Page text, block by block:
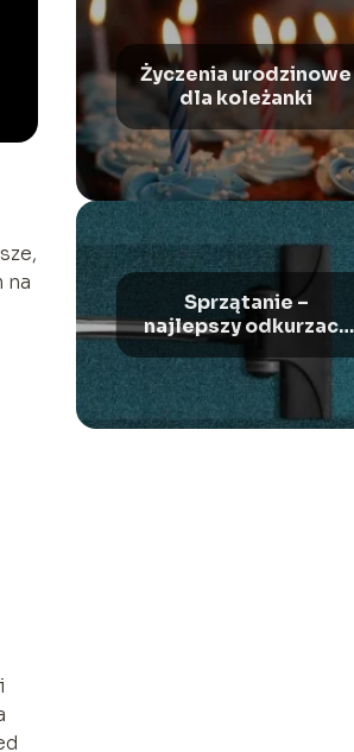
na
Życzenia urodzinowe
dla koleżanki
Sprzątanie –
najlepszy odkurzacz
bezworkowy